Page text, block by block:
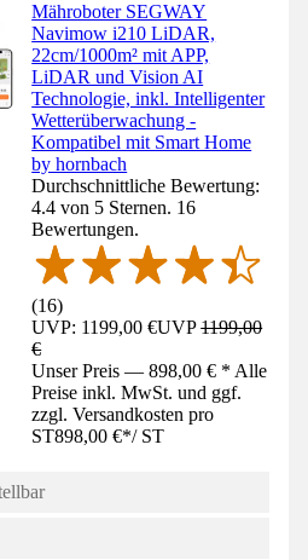
Mähroboter SEGWAY
Navimow i210 LiDAR,
22cm/1000m² mit APP,
LiDAR und Vision AI
Technologie, inkl. Intelligenter
Wetterüberwachung -
Kompatibel mit Smart Home
by hornbach
Durchschnittliche Bewertung:
4.4 von 5 Sternen. 16
Bewertungen.
(16)
UVP: 1199,00 €UVP1199,00
€
Unser Preis — 898,00 € * Alle
Preise inkl. MwSt. und ggf.
zzgl. Versandkosten pro
ST898,00 €*/ ST